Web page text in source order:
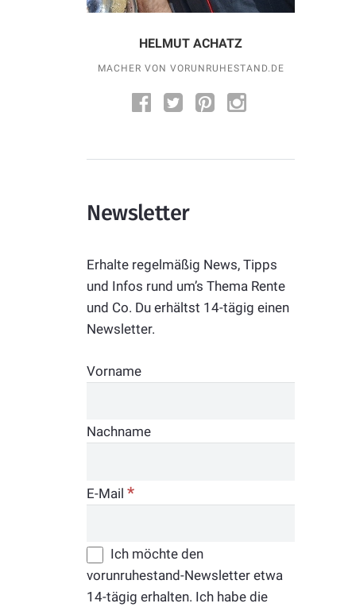
HELMUT ACHATZ
MACHER VON VORUNRUHESTAND.DE
Newsletter
Erhalte regelmäßig News, Tipps
und Infos rund um’s Thema Rente
und Co. Du erhältst 14-tägig einen
Newsletter.
Vorname
Nachname
E-Mail*
Ich möchte den
vorunruhestand-Newsletter etwa
14-tägig erhalten. Ich habe die